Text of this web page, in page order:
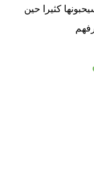
كثيرا حين